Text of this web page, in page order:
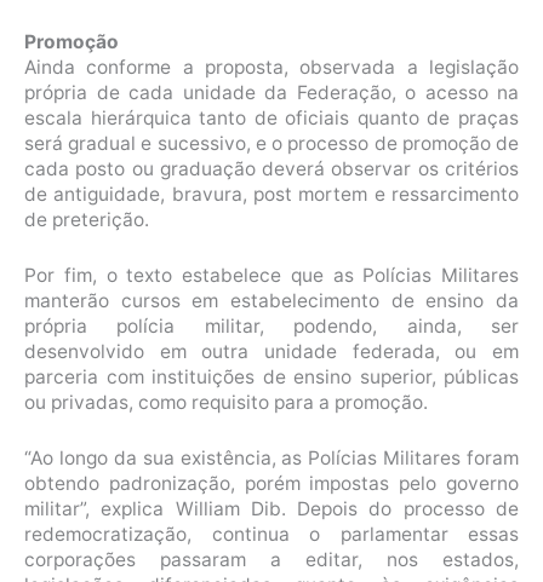
Promoção
Ainda conforme a proposta, observada a legislação
própria de cada unidade da Federação, o acesso na
escala hierárquica tanto de oficiais quanto de praças
será gradual e sucessivo, e o processo de promoção de
cada posto ou graduação deverá observar os critérios
de antiguidade, bravura, post mortem e ressarcimento
de preterição.
Por fim, o texto estabelece que as Polícias Militares
manterão cursos em estabelecimento de ensino da
própria polícia militar, podendo, ainda, ser
desenvolvido em outra unidade federada, ou em
parceria com instituições de ensino superior, públicas
ou privadas, como requisito para a promoção.
“Ao longo da sua existência, as Polícias Militares foram
obtendo padronização, porém impostas pelo governo
militar”, explica William Dib. Depois do processo de
redemocratização, continua o parlamentar essas
corporações passaram a editar, nos estados,